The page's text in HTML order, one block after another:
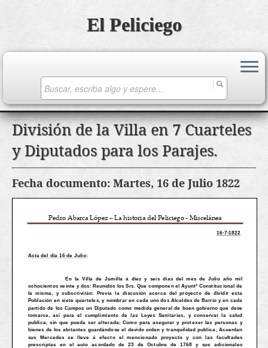
Saltar
contenido
El Peliciego
División de la Villa en 7 Cuarteles
y Diputados para los Parajes.
Fecha documento: Martes, 16 de Julio 1822